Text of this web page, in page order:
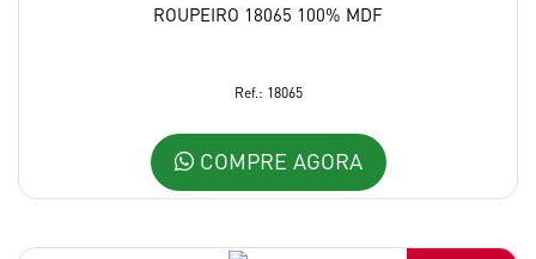
ROUPEIRO 18065 100% MDF
Ref.: 18065
COMPRE AGORA